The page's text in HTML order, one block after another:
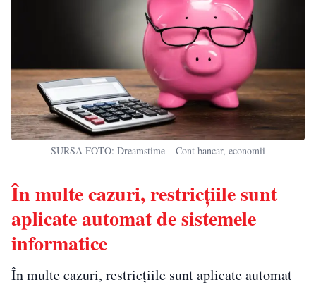
SURSA FOTO: Dreamstime – Cont bancar, economii
În multe cazuri, restricțiile sunt
aplicate automat de sistemele
informatice
În multe cazuri, restricțiile sunt aplicate automat